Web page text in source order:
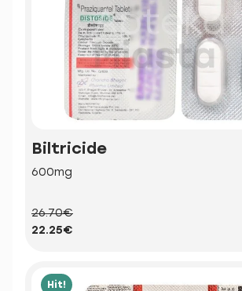
Biltricide
600mg
26.70€
22.25€
Hit!